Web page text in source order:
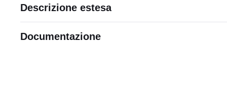
Descrizione estesa
Documentazione